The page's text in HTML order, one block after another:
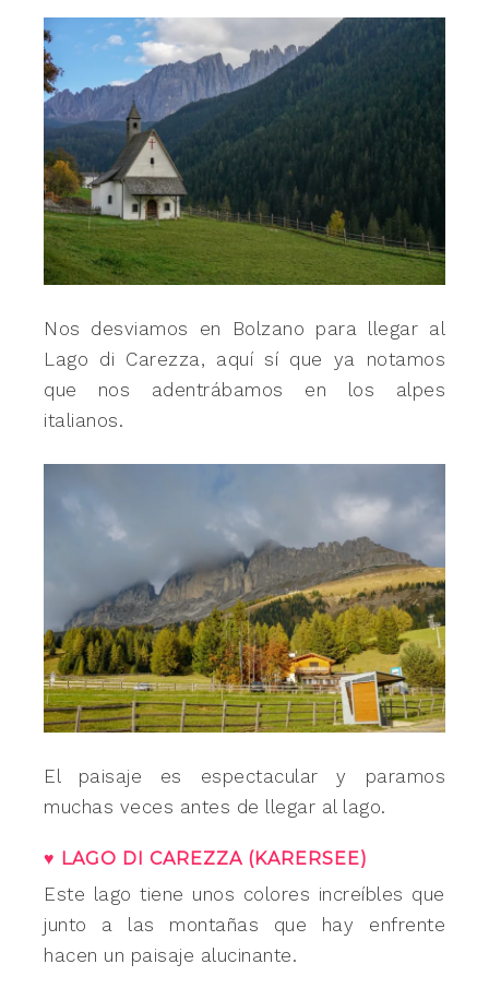
Nos desviamos en Bolzano para llegar al
Lago di Carezza, aquí sí que ya notamos
que nos adentrábamos en los alpes
italianos.
El paisaje es espectacular y paramos
muchas veces antes de llegar al lago.
♥ LAGO DI CAREZZA (KARERSEE)
Este lago tiene unos colores increíbles que
junto a las montañas que hay enfrente
hacen un paisaje alucinante.